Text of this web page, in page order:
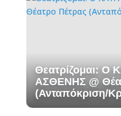
Θεατρίζομαι: Ο
ΑΣΘΕΝΗΣ @
(Ανταπόκριση/